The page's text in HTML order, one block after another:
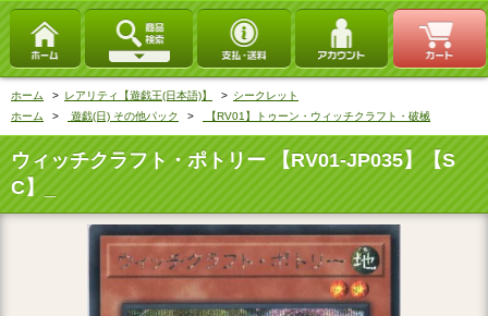
ホーム > レアリティ【遊戯王(日本語)】 > シークレット
ホーム
> 遊戯(日) その他パック > 【RV01】トゥーン・ウィッチクラフト・破械
ウィッチクラフト・ポトリー 【RV01-JP035】【S
C】_